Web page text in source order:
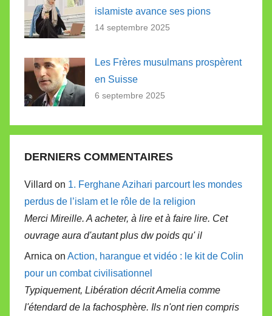
islamiste avance ses pions
14 septembre 2025
Les Frères musulmans prospèrent
en Suisse
6 septembre 2025
DERNIERS COMMENTAIRES
Villard on 1. Ferghane Azihari parcourt les mondes
perdus de l’islam et le rôle de la religion
Merci Mireille. A acheter, à lire et à faire lire. Cet
ouvrage aura d'autant plus dw poids qu' il
Arnica on Action, harangue et vidéo : le kit de Colin
pour un combat civilisationnel
Typiquement, Libération décrit Amelia comme
l'étendard de la fachosphère. Ils n'ont rien compris